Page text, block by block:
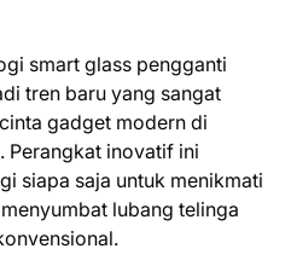
smart glass pengganti
tren baru yang sangat
gadget modern di
Perangkat inovatif ini
siapa saja untuk menikmati
lubang telinga